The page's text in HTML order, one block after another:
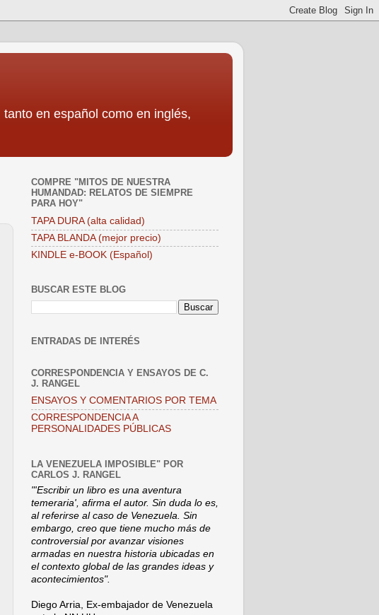
en español como en inglés,
COMPRE "MITOS DE NUESTRA
HUMANDAD: RELATOS DE SIEMPRE
PARA HOY"
TAPA DURA (alta calidad)
TAPA BLANDA (mejor precio)
KINDLE e-BOOK (Español)
BUSCAR ESTE BLOG
ENTRADAS DE INTERÉS
CORRESPONDENCIA Y ENSAYOS DE C.
J. RANGEL
ENSAYOS Y COMENTARIOS POR TEMA
CORRESPONDENCIA A
PERSONALIDADES PÚBLICAS
LA VENEZUELA IMPOSIBLE" POR
CARLOS J. RANGEL
"'Escribir un libro es una aventura
temeraria', afirma el autor. Sin duda lo es,
al referirse al caso de Venezuela. Sin
embargo, creo que tiene mucho más de
controversial por avanzar visiones
armadas en nuestra historia ubicadas en
el contexto global de las grandes ideas y
acontecimientos".
Diego Arria, Ex-embajador de Venezuela